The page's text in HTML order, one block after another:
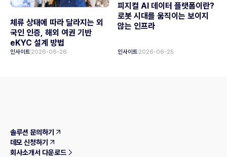
체류 상태에 따라 달라지는 외
국인 인증, 해외 여권 기반
eKYC 설계 방법
인사이트 2026-06-26
피지컬 AI 데이터 플랫폼이란?
로봇 시대를 움직이는 보이지
않는 인프라
인사이트 2026-06-25
솔루션 문의하기
데모 신청하기
회사소개서 다운로드